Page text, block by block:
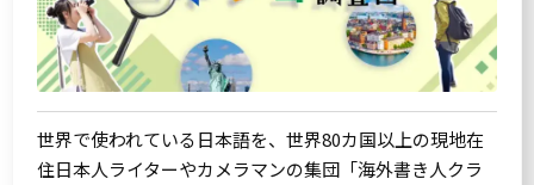
世界で使われている日本語を、世界80カ国以上の現地在
住日本人ライターやカメラマンの集団「海外書き人クラ